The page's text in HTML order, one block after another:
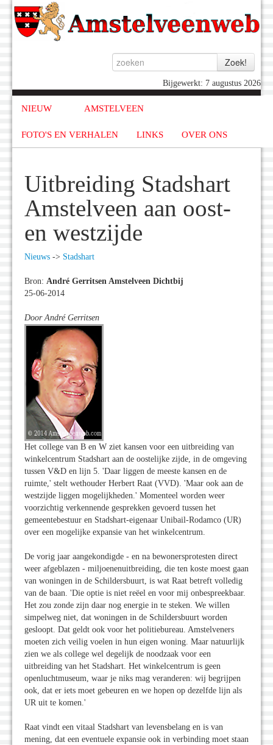
Bijgewerkt: 7 augustus 2026
NIEUW AMSTELVEEN
FOTO'S EN VERHALEN LINKS OVER ONS
Uitbreiding Stadshart
Amstelveen aan oost-
en westzijde
Nieuws -> Stadshart
Bron: André Gerritsen Amstelveen Dichtbij
25-06-2014
Door André Gerritsen
Het college van B en W ziet kansen voor een uitbreiding van
winkelcentrum Stadshart aan de oostelijke zijde, in de omgeving
tussen V&D en lijn 5. 'Daar liggen de meeste kansen en de
ruimte,' stelt wethouder Herbert Raat (VVD). 'Maar ook aan de
westzijde liggen mogelijkheden.' Momenteel worden weer
voorzichtig verkennende gesprekken gevoerd tussen het
gemeentebestuur en Stadshart-eigenaar Unibail-Rodamco (UR)
over een mogelijke expansie van het winkelcentrum.
De vorig jaar aangekondigde - en na bewonersprotesten direct
weer afgeblazen - miljoenenuitbreiding, die ten koste moest gaan
van woningen in de Schildersbuurt, is wat Raat betreft volledig
van de baan. 'Die optie is niet reëel en voor mij onbespreekbaar.
Het zou zonde zijn daar nog energie in te steken. We willen
simpelweg niet, dat woningen in de Schildersbuurt worden
gesloopt. Dat geldt ook voor het politiebureau. Amstelveners
moeten zich veilig voelen in hun eigen woning. Maar natuurlijk
zien we als college wel degelijk de noodzaak voor een
uitbreiding van het Stadshart. Het winkelcentrum is geen
openluchtmuseum, waar je niks mag veranderen: wij begrijpen
ook, dat er iets moet gebeuren en we hopen op dezelfde lijn als
UR uit te komen.'
Raat vindt een vitaal Stadshart van levensbelang en is van
mening, dat een eventuele expansie ook in verbinding moet staan